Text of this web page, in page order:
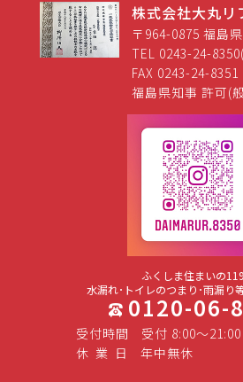
株式会社大丸リ
〒964-0875 福島
TEL 0243-24-
FAX 0243-24-8351
福島県知事 許可(
ふくしま住まいの
水漏れ･トイレのつまり･雨漏り
0120-06-
受付時間
受付 8:00～21:00
休 業 日 年中無休